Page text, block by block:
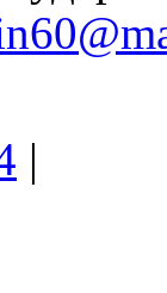
|